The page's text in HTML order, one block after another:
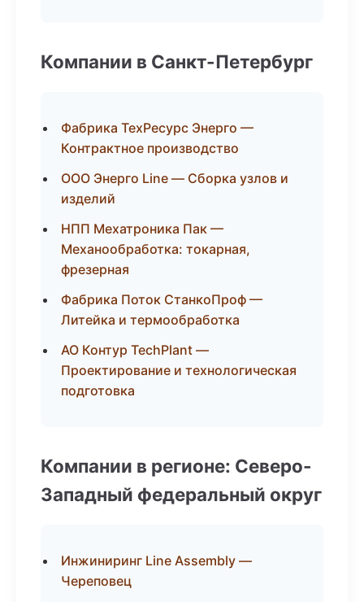
Компании в Санкт-Петербург
Фабрика ТехРесурс Энерго —
Контрактное производство
ООО Энерго Line — Сборка узлов и
изделий
НПП Мехатроника Пак —
Механообработка: токарная,
фрезерная
Фабрика Поток СтанкоПроф —
Литейка и термообработка
АО Контур TechPlant —
Проектирование и технологическая
подготовка
Компании в регионе: Северо-
Западный федеральный округ
Инжиниринг Line Assembly —
Череповец